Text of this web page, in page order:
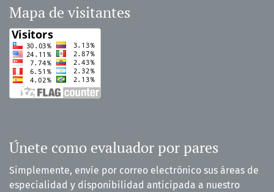
Mapa de visitantes
Únete como evaluador por pares
Simplemente, envíe por correo electrónico sus áreas de
especialidad y disponibilidad anticipada a nuestro